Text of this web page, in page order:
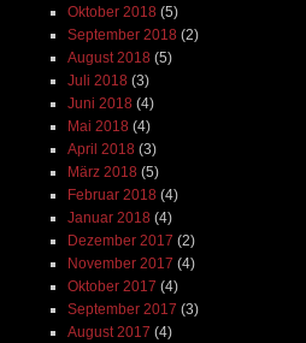
Oktober 2018 (5)
September 2018 (2)
August 2018 (5)
Juli 2018 (3)
Juni 2018 (4)
Mai 2018 (4)
April 2018 (3)
März 2018 (5)
Februar 2018 (4)
Januar 2018 (4)
Dezember 2017 (2)
November 2017 (4)
Oktober 2017 (4)
September 2017 (3)
August 2017 (4)